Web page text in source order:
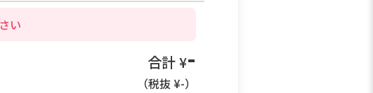
い
合計 ¥-
（税抜 ¥-）